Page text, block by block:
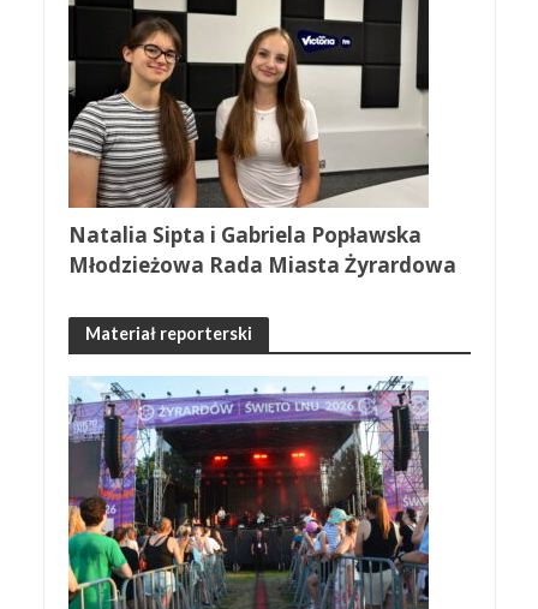
Natalia Sipta i Gabriela Popławska
Młodzieżowa Rada Miasta Żyrardowa
Materiał reporterski